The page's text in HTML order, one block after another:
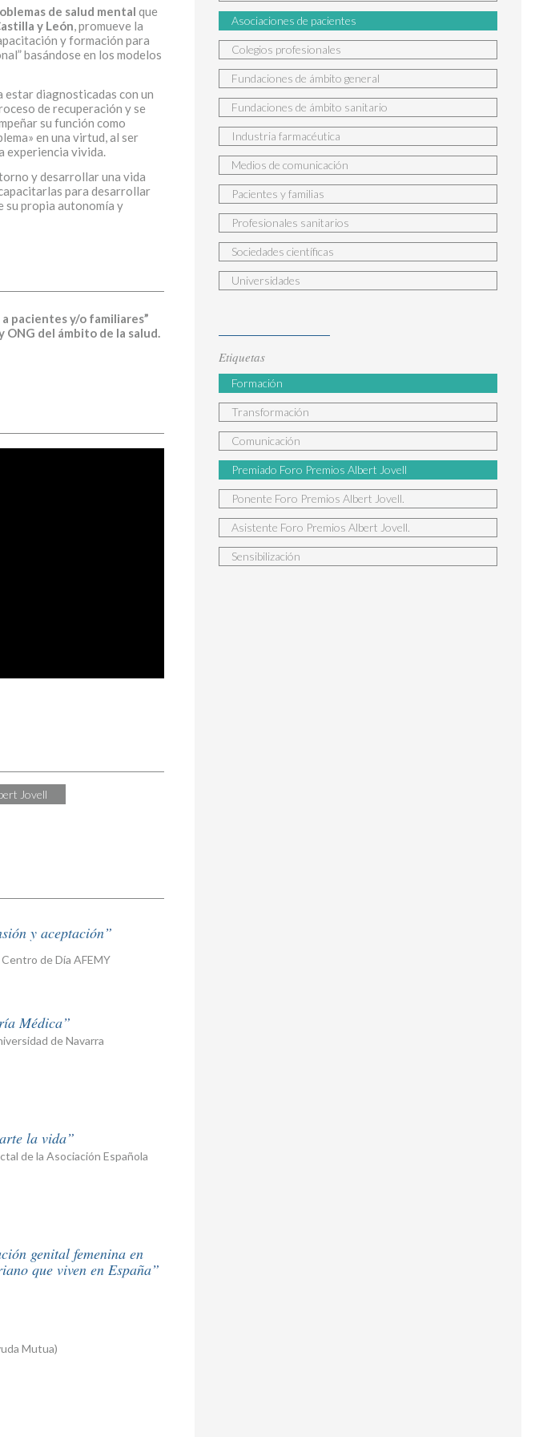
de salud mental que
y León, promueve la
y formación para
basándose en los modelos
estar diagnosticadas con un
de recuperación y se
su función como
en una virtud, al ser
experiencia vivida.
y desarrollar una vida
para desarrollar
su propia autonomía y
pacientes y/o familiares”
del ámbito de la salud.
de Salud Mental Castilla y León | Premiados Jovell 2018
Jovell
y aceptación
de Día AFEMY
Médica
de Navarra
la vida
de la Asociación Española
genital femenina en
que viven en España
Mutua)
Asociaciones de pacientes
Colegios profesionales
Fundaciones de ámbito general
Fundaciones de ámbito sanitario
Industria farmacéutica
Medios de comunicación
Pacientes y familias
Profesionales sanitarios
Sociedades científicas
Universidades
Etiquetas
Formación
Transformación
Comunicación
Premiado Foro Premios Albert Jovell
Ponente Foro Premios Albert Jovell.
Asistente Foro Premios Albert Jovell.
Sensibilización